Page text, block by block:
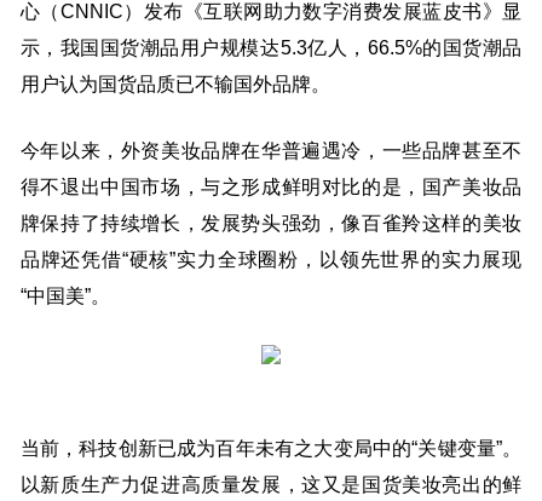
心（CNNIC）发布《互联网助力数字消费发展蓝皮书》显
示，我国国货潮品用户规模达5.3亿人，66.5%的国货潮品
用户认为国货品质已不输国外品牌。
今年以来，外资美妆品牌在华普遍遇冷，一些品牌甚至不
得不退出中国市场，与之形成鲜明对比的是，国产美妆品
牌保持了持续增长，发展势头强劲，像百雀羚这样的美妆
品牌还凭借“硬核”实力全球圈粉，以领先世界的实力展现
“中国美”。
当前，科技创新已成为百年未有之大变局中的“关键变量”。
以新质生产力促进高质量发展，这又是国货美妆亮出的鲜